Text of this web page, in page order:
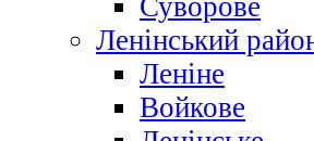
Суворове
Ленінський
Леніне
Войкове